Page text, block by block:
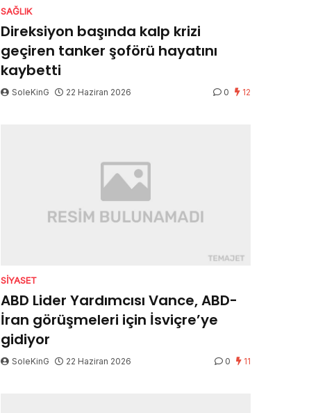
SAĞLIK
Direksiyon başında kalp krizi
geçiren tanker şoförü hayatını
kaybetti
SoleKinG 22 Haziran 2026 0 12
SIYASET
ABD Lider Yardımcısı Vance, ABD-
İran görüşmeleri için İsviçre’ye
gidiyor
SoleKinG 22 Haziran 2026 0 11